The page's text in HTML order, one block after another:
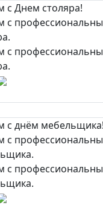
с Днем столяра!
с
с
с днём мебельщика!
с
с